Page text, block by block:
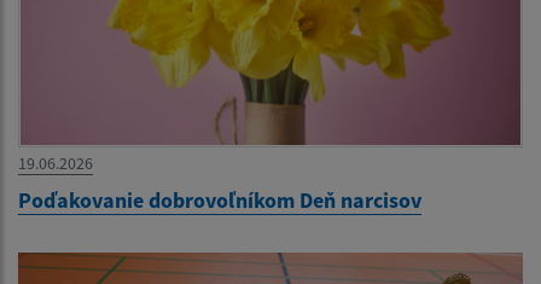
19.06.2026
Poďakovanie dobrovoľníkom Deň narcisov